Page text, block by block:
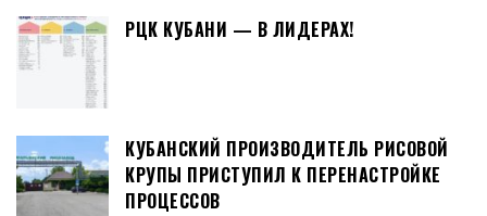
РЦК КУБАНИ — В ЛИДЕРАХ!
КУБАНСКИЙ ПРОИЗВОДИТЕЛЬ РИСОВОЙ
КРУПЫ ПРИСТУПИЛ К ПЕРЕНАСТРОЙКЕ
ПРОЦЕССОВ